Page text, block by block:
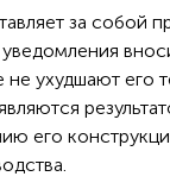
за собой
не ухудшают его
его